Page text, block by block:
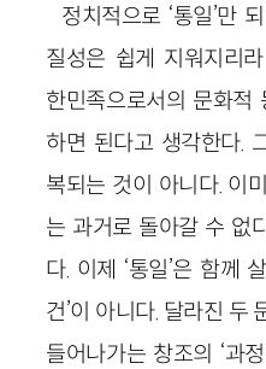
정치적으로 ‘통일’만
질성은 쉽게 지워지리
한민족으로서의 문화적
하면 된다고 생각한다.
복되는 것이 아니다. 이
는 과거로 돌아갈 수 없
다. 이제 ‘통일’은 함께
건’이 아니다. 달라진 두
들어나가는 창조의 ‘과